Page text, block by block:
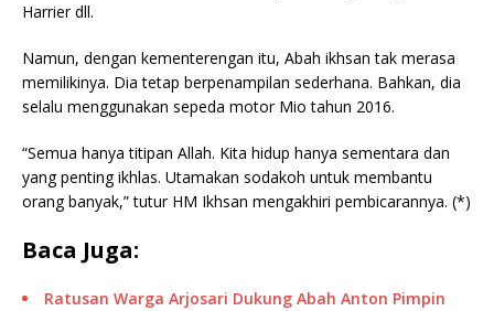
Harrier dll.
Namun, dengan kementerengan itu, Abah ikhsan tak merasa
memilikinya. Dia tetap berpenampilan sederhana. Bahkan, dia
selalu menggunakan sepeda motor Mio tahun 2016.
“Semua hanya titipan Allah. Kita hidup hanya sementara dan
yang penting ikhlas. Utamakan sodakoh untuk membantu
orang banyak,” tutur HM Ikhsan mengakhiri pembicarannya. (*)
Baca Juga:
Ratusan Warga Arjosari Dukung Abah Anton Pimpin